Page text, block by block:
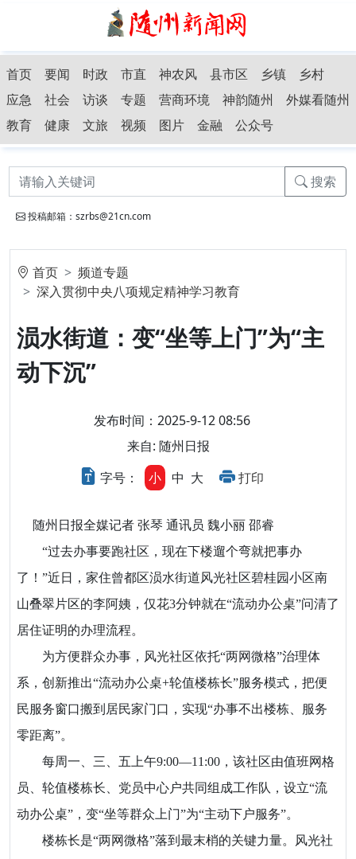
首页 要闻 时政 市直 神农风 县市区 乡镇
乡村
应急
社会 访谈 专题 营商环境 神韵随州
外媒看随州
教育
健康 文旅 视频 图片 金融 公众号
搜索
投稿邮箱：szrbs@21cn.com
首页
频道专题
深入贯彻中央八项规定精神学习教育
涢水街道：变“坐等上门”为“主
动下沉”
发布时间：2025-9-12 08:56
来自: 随州日报
字号：
小 中 大 打印
随州日报全媒记者 张琴 通讯员 魏小丽 邵睿
“过去办事要跑社区，现在下楼遛个弯就把事办
了！”近日，家住曾都区涢水街道风光社区碧桂园小区南
山叠翠片区的李阿姨，仅花3分钟就在“流动办公桌”问清了
居住证明的办理流程。
为方便群众办事，风光社区依托“两网微格”治理体
系，创新推出“流动办公桌+轮值楼栋长”服务模式，把便
民服务窗口搬到居民家门口，实现“办事不出楼栋、服务
零距离”。
每周一、三、五上午9:00—11:00，该社区由值班网格
员、轮值楼栋长、党员中心户共同组成工作队，设立“流
动办公桌”，变“坐等群众上门”为“主动下户服务”。
楼栋长是“两网微格”落到最末梢的关键力量。风光社